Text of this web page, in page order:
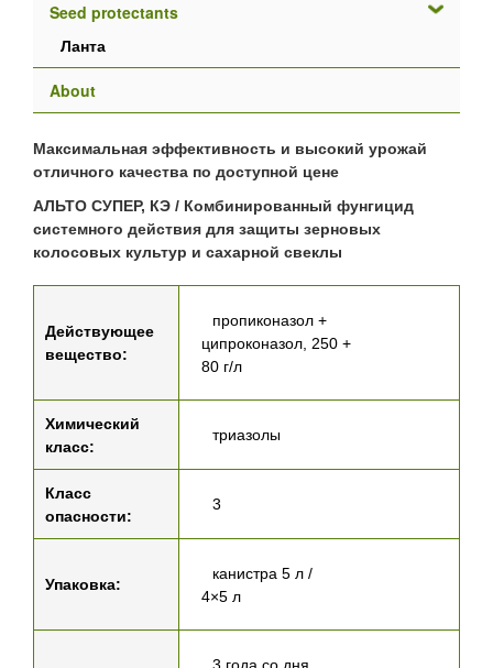
Seed protectants
Ланта
About
Максимальная эффективность и высокий урожай
отличного качества по доступной цене
АЛЬТО СУПЕР, КЭ / Комбинированный фунгицид
системного действия для защиты зерновых
колосовых культур и сахарной свеклы
Действующее
вещество:
пропиконазол +
ципроконазол, 250 +
80 г/л
Химический
класс:
триазолы
Класс
опасности:
3
Упаковка:
канистра 5 л /
4×5 л